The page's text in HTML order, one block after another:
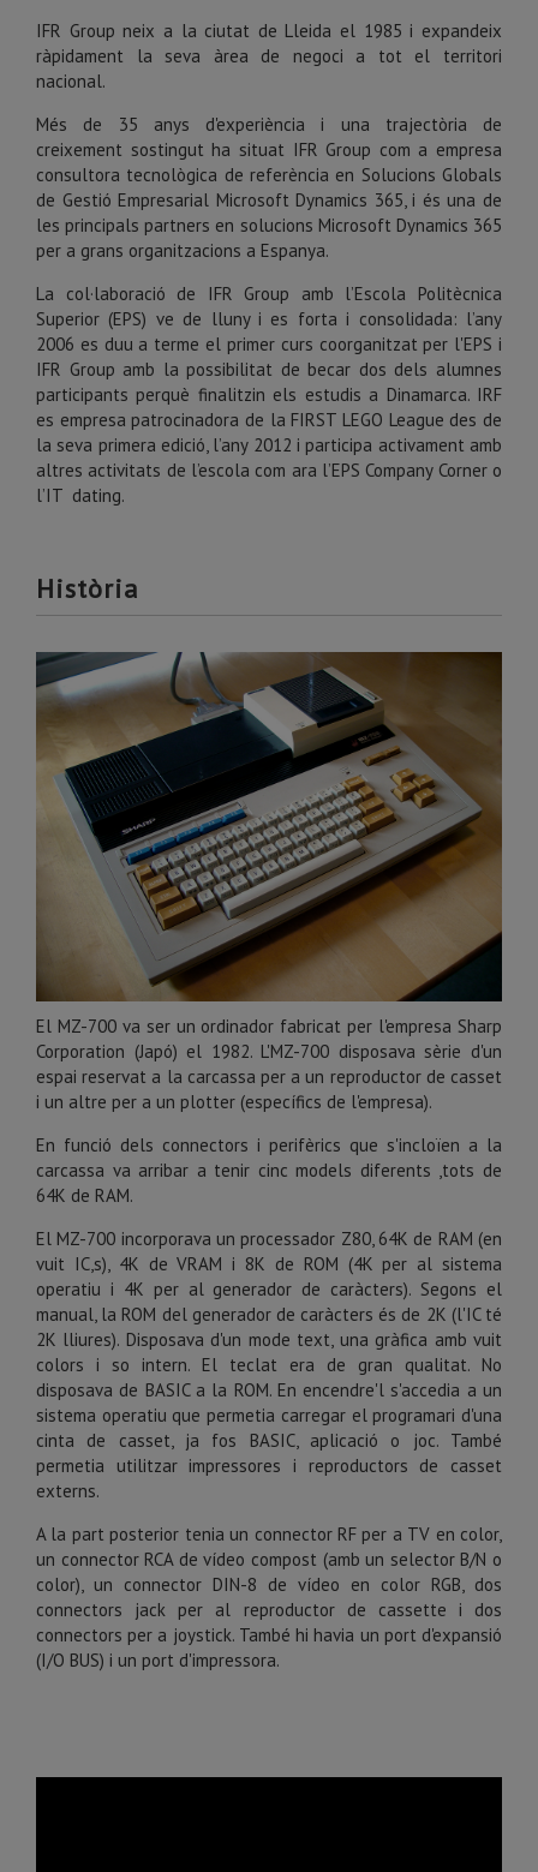
IFR Group neix a la ciutat de Lleida el 1985 i expandeix
ràpidament la seva àrea de negoci a tot el territori
nacional.
Més de 35 anys d'experiència i una trajectòria de
creixement sostingut ha situat IFR Group com a empresa
consultora tecnològica de referència en Solucions Globals
de Gestió Empresarial Microsoft Dynamics 365, i és una de
les principals partners en solucions Microsoft Dynamics 365
per a grans organitzacions a Espanya.
La col·laboració de IFR Group amb l’Escola Politècnica
Superior (EPS) ve de lluny i es forta i consolidada: l’any
2006 es duu a terme el primer curs coorganitzat per l'EPS i
IFR Group amb la possibilitat de becar dos dels alumnes
participants perquè finalitzin els estudis a Dinamarca. IRF
es empresa patrocinadora de la FIRST LEGO League des de
la seva primera edició, l’any 2012 i participa activament amb
altres activitats de l’escola com ara l’EPS Company Corner o
l’IT dating.
Història
El MZ-700 va ser un ordinador fabricat per l'empresa Sharp
Corporation (Japó) el 1982. L'MZ-700 disposava sèrie d'un
espai reservat a la carcassa per a un reproductor de casset
i un altre per a un plotter (específics de l'empresa).
En funció dels connectors i perifèrics que s'incloïen a la
carcassa va arribar a tenir cinc models diferents ,tots de
64K de RAM.
El MZ-700 incorporava un processador Z80, 64K de RAM (en
vuit IC,s), 4K de VRAM i 8K de ROM (4K per al sistema
operatiu i 4K per al generador de caràcters). Segons el
manual, la ROM del generador de caràcters és de 2K (l'IC té
2K lliures). Disposava d'un mode text, una gràfica amb vuit
colors i so intern. El teclat era de gran qualitat. No
disposava de BASIC a la ROM. En encendre'l s'accedia a un
sistema operatiu que permetia carregar el programari d'una
cinta de casset, ja fos BASIC, aplicació o joc. També
permetia utilitzar impressores i reproductors de casset
externs.
A la part posterior tenia un connector RF per a TV en color,
un connector RCA de vídeo compost (amb un selector B/N o
color), un connector DIN-8 de vídeo en color RGB, dos
connectors jack per al reproductor de cassette i dos
connectors per a joystick. També hi havia un port d'expansió
(I/O BUS) i un port d'impressora.